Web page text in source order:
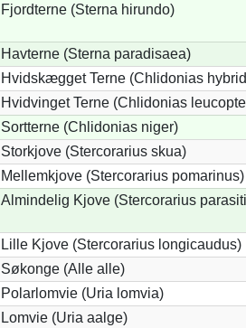
Fjordterne (Sterna hirundo)
Havterne (Sterna paradisaea)
Hvidskægget Terne (Chlidonias
Hvidvinget Terne (Chlidonias
Sortterne (Chlidonias niger)
Storkjove (Stercorarius skua)
Mellemkjove (Stercorarius pomarinus)
Almindelig Kjove (Stercorarius
Lille Kjove (Stercorarius longicaudus)
Søkonge (Alle alle)
Polarlomvie (Uria lomvia)
Lomvie (Uria aalge)